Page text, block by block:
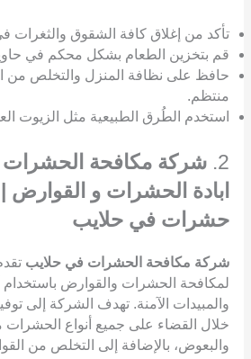
تأكد من إغلاق كافة الشقوق والثغرات
قم بتخزين الطعام بشكل محكم في
حافظ على نظافة المنزل والتخلص من
منتظم.
استخدم الطُرق الطبيعية مثل الزيوت
2. شركة مكافحة
ابادة الحشرات و
حشرات في حلايب
شركة مكافحة الحشرات في حلايب
لمكافحة الحشرات والقوارض باستخدام
والمبيدات الآمنة. تهدف الشركة إلى
خلال القضاء على جميع أنواع الحشرات
والبعوض، بالإضافة إلى التخلص من